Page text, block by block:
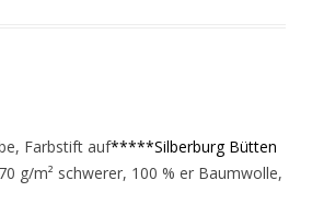
Farbstift auf*****Silberburg Bütten
g/m² schwerer, 100 % er Baumwolle,